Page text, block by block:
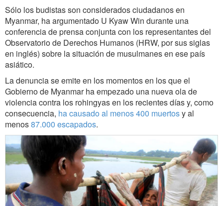
Sólo los budistas son considerados ciudadanos en
Myanmar, ha argumentado U Kyaw Win durante una
conferencia de prensa conjunta con los representantes del
Observatorio de Derechos Humanos (HRW, por sus siglas
en inglés) sobre la situación de musulmanes en ese país
asiático.
La denuncia se emite en los momentos en los que el
Gobierno de Myanmar ha empezado una nueva ola de
violencia contra los rohingyas en los recientes días y, como
consecuencia, ha causado al menos 400 muertosy al
menos87.000 escapados.